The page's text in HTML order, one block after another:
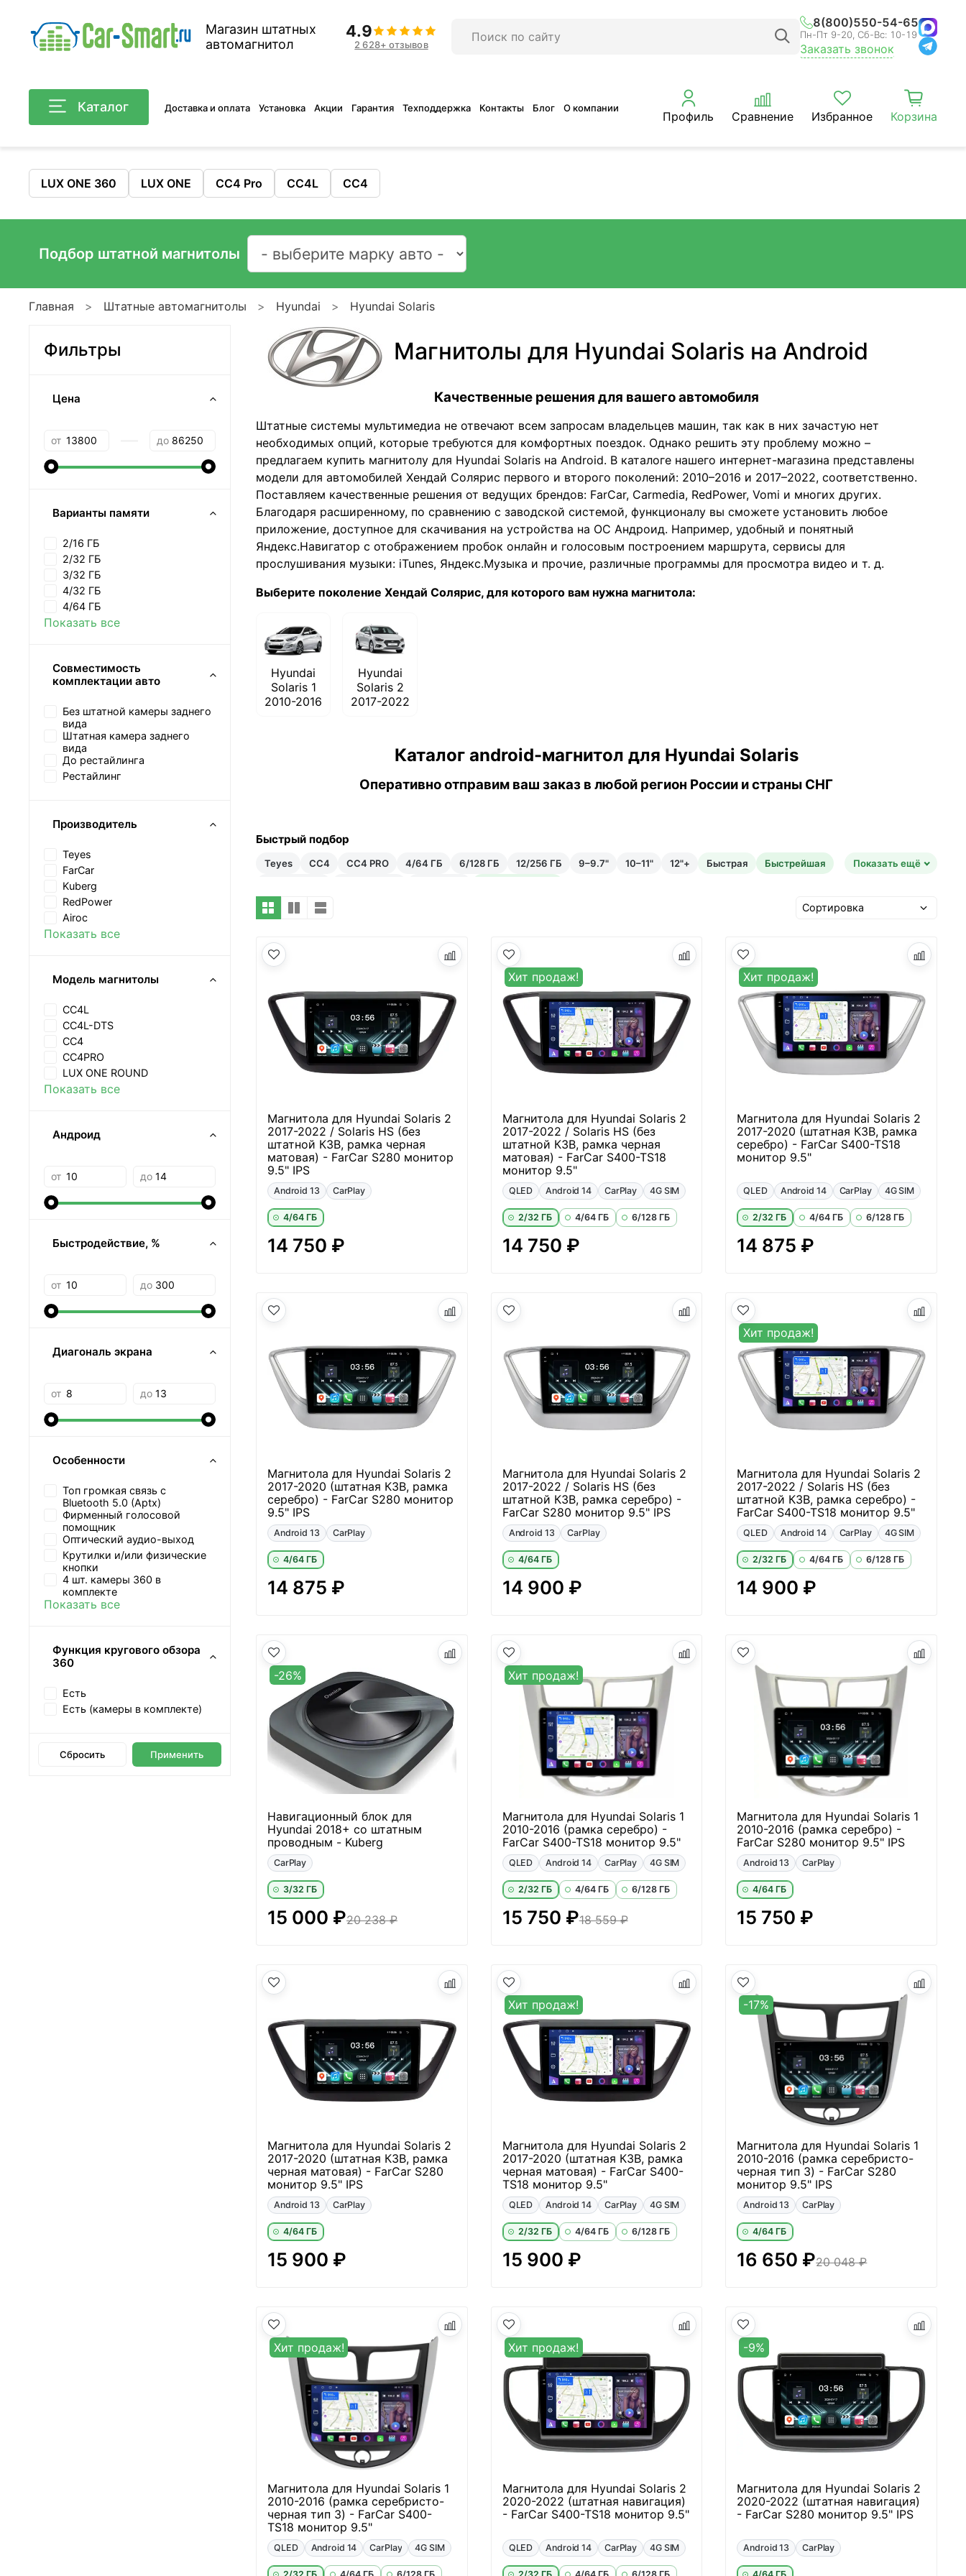
Магазин штатных
автомагнитол
4.9
2 628+ отзывов
8(800)550-54-65
Пн-Пт 9-20, Сб-Вс: 10-19
Заказать звонок
Каталог Доставка и оплата Установка Акции Гарантия Техподдержка Контакты Блог О компании
Профиль Сравнение Избранное Корзина
LUX ONE 360 LUX ONE CC4 Pro CC4L CC4
Подбор штатной магнитолы
Главная Штатные автомагнитолы Hyundai Hyundai Solaris
Магнитолы для Hyundai Solaris на Android
Качественные решения для вашего автомобиля
Штатные системы мультимедиа не отвечают всем запросам владельцев машин, так как в них зачастую нет
необходимых опций, которые требуются для комфортных поездок. Однако решить эту проблему можно –
предлагаем купить магнитолу для Hyundai Solaris на Android. В каталоге нашего интернет-магазина представлены
модели для автомобилей Хендай Солярис первого и второго поколений: 2010–2016 и 2017–2022, соответственно.
Поставляем качественные решения от ведущих брендов: FarCar, Carmedia, RedPower, Vomi и многих других.
Благодаря расширенному, по сравнению с заводской системой, функционалу вы сможете установить любое
приложение, доступное для скачивания на устройства на ОС Андроид. Например, удобный и понятный
Яндекс.Навигатор с отображением пробок онлайн и голосовым построением маршрута, сервисы для
прослушивания музыки: iTunes, Яндекс.Музыка и прочие, различные программы для просмотра видео и т. д.
Выберите поколение Хендай Солярис, для которого вам нужна магнитола:
Hyundai
Solaris 1
2010-2016
Hyundai
Solaris 2
2017-2022
Каталог android-магнитол для Hyundai Solaris
Оперативно отправим ваш заказ в любой регион России и страны СНГ
Быстрый подбор
Teyes CC4 CC4 PRO 4/64 ГБ 6/128 ГБ 12/256 ГБ 9–9.7" 10–11" 12"+ Быстрая
Быстрейшая
Показать ещё
Магнитола для Hyundai Solaris 2
2017-2022 / Solaris HS (без
штатной КЗВ, рамка черная
матовая) - FarCar S280 монитор
9.5" IPS
Android 13 CarPlay
4/64 ГБ
14 750 ₽
Хит продаж!
Магнитола для Hyundai Solaris 2
2017-2022 / Solaris HS (без
штатной КЗВ, рамка черная
матовая) - FarCar S400-TS18
монитор 9.5"
QLED Android 14 CarPlay 4G SIM
2/32 ГБ 4/64 ГБ 6/128 ГБ
14 750 ₽
Хит продаж!
Магнитола для Hyundai Solaris 2
2017-2020 (штатная КЗВ, рамка
серебро) - FarCar S400-TS18
монитор 9.5"
QLED Android 14 CarPlay 4G SIM
2/32 ГБ 4/64 ГБ 6/128 ГБ
14 875 ₽
Магнитола для Hyundai Solaris 2
2017-2020 (штатная КЗВ, рамка
серебро) - FarCar S280 монитор
9.5" IPS
Android 13 CarPlay
4/64 ГБ
14 875 ₽
Магнитола для Hyundai Solaris 2
2017-2022 / Solaris HS (без
штатной КЗВ, рамка серебро) -
FarCar S280 монитор 9.5" IPS
Android 13 CarPlay
4/64 ГБ
14 900 ₽
Хит продаж!
Магнитола для Hyundai Solaris 2
2017-2022 / Solaris HS (без
штатной КЗВ, рамка серебро) -
FarCar S400-TS18 монитор 9.5"
QLED Android 14 CarPlay 4G SIM
2/32 ГБ 4/64 ГБ 6/128 ГБ
14 900 ₽
-26%
Навигационный блок для
Hyundai 2018+ со штатным
проводным - Kuberg
CarPlay
3/32 ГБ
20 238 ₽
15 000 ₽
Хит продаж!
Магнитола для Hyundai Solaris 1
2010-2016 (рамка серебро) -
FarCar S400-TS18 монитор 9.5"
QLED Android 14 CarPlay 4G SIM
2/32 ГБ 4/64 ГБ 6/128 ГБ
15 750 ₽18 559 ₽
Магнитола для Hyundai Solaris 1
2010-2016 (рамка серебро) -
FarCar S280 монитор 9.5" IPS
Android 13 CarPlay
4/64 ГБ
15 750 ₽
Магнитола для Hyundai Solaris 2
2017-2020 (штатная КЗВ, рамка
черная матовая) - FarCar S280
монитор 9.5" IPS
Android 13 CarPlay
4/64 ГБ
15 900 ₽
Хит продаж!
Магнитола для Hyundai Solaris 2
2017-2020 (штатная КЗВ, рамка
черная матовая) - FarCar S400-
TS18 монитор 9.5"
QLED Android 14 CarPlay 4G SIM
2/32 ГБ 4/64 ГБ 6/128 ГБ
15 900 ₽
-17%
Магнитола для Hyundai Solaris 1
2010-2016 (рамка серебристо-
черная тип 3) - FarCar S280
монитор 9.5" IPS
Android 13 CarPlay
4/64 ГБ
20 048 ₽
16 650 ₽
Хит продаж!
Магнитола для Hyundai Solaris 1
2010-2016 (рамка серебристо-
черная тип 3) - FarCar S400-
TS18 монитор 9.5"
QLED Android 14 CarPlay 4G SIM
Хит продаж!
Магнитола для Hyundai Solaris 2
2020-2022 (штатная навигация)
- FarCar S400-TS18 монитор 9.5"
QLED Android 14 CarPlay 4G SIM
-9%
Магнитола для Hyundai Solaris 2
2020-2022 (штатная навигация)
- FarCar S280 монитор 9.5" IPS
Android 13 CarPlay
Фильтры
Цена
от до
Варианты памяти
2/16 ГБ
2/32 ГБ
3/32 ГБ
4/32 ГБ
4/64 ГБ
Показать все
Совместимость
комплектации авто
Без штатной камеры заднего
вида
Штатная камера заднего
вида
До рестайлинга
Рестайлинг
Производитель
Teyes
FarCar
Kuberg
RedPower
Airoc
Показать все
Модель магнитолы
CC4L
CC4L-DTS
CC4
CC4PRO
LUX ONE ROUND
Показать все
Андроид
от до
Быстродействие, %
от до
Диагональ экрана
от до
Особенности
Топ громкая связь с
Bluetooth 5.0 (Aptx)
Фирменный голосовой
помощник
Оптический аудио-выход
Крутилки и/или физические
кнопки
4 шт. камеры 360 в
комплекте
Показать все
Функция кругового обзора
360
Есть
Есть (камеры в комплекте)
Сбросить Применить